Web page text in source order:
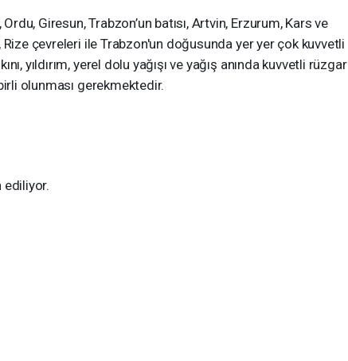
Ordu, Giresun, Trabzon’un batısı, Artvin, Erzurum, Kars ve
çevreleri ile Trabzon'un doğusunda yer yer çok kuvvetli
yıldırım, yerel dolu yağışı ve yağış anında kuvvetli rüzgar
olunması gerekmektedir.
ediliyor.